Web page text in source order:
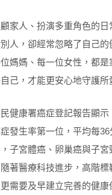
家人、扮演多重角色的日
人，卻經常忽略了自己的
媽媽、每一位女性，都是
己，才能更安心地守護所
健康署癌症登記報告顯示
發生率第一位，平均每
子宮體癌、卵巢癌與子宮
著醫療科技進步，高階
需要及早建立完善的健康